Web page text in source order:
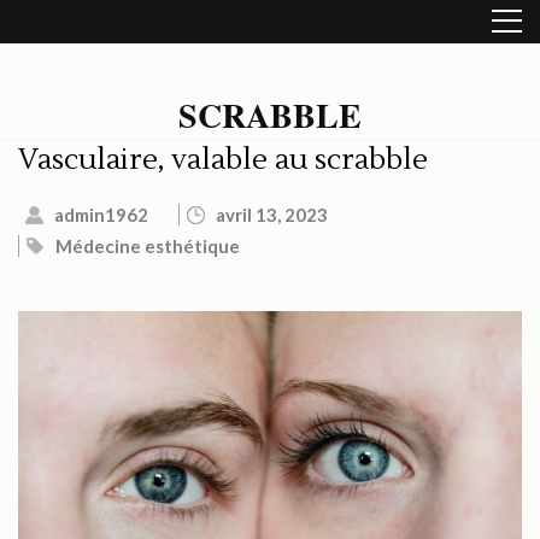
au
SCRABBLE
Vasculaire, valable au scrabble
admin1962
avril 13, 2023
Médecine esthétique